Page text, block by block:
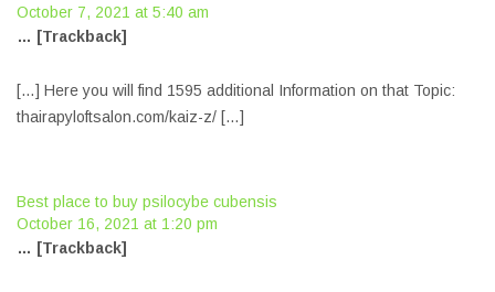
October 7, 2021 at 5:40 am
… [Trackback]
[…] Here you will find 1595 additional Information on that Topic:
thairapyloftsalon.com/kaiz-z/ […]
Best place to buy psilocybe cubensis
October 16, 2021 at 1:20 pm
… [Trackback]